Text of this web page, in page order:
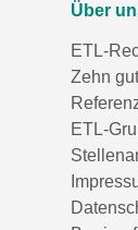
Über
ETL-
Zehn
ETL-